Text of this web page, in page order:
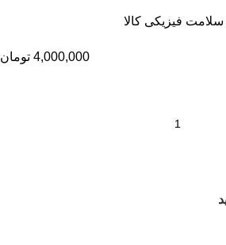
سلامت فیزیکی کالا
4,000,000 تومان